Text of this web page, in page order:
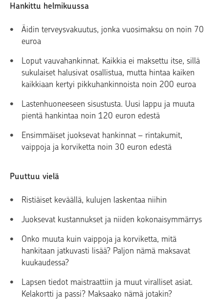
Hankittu helmikuussa
Äidin terveysvakuutus, jonka vuosimaksu on noin 70
euroa
Loput vauvahankinnat. Kaikkia ei maksettu itse, sillä
sukulaiset halusivat osallistua, mutta hintaa kaiken
kaikkiaan kertyi pikkuhankinnoista noin 200 euroa
Lastenhuoneeseen sisustusta. Uusi lappu ja muuta
pientä hankintaa noin 120 euron edestä
Ensimmäiset juoksevat hankinnat – rintakumit,
vaippoja ja korviketta noin 30 euron edestä
Puuttuu vielä
Ristiäiset keväällä, kulujen laskentaa niihin
Juoksevat kustannukset ja niiden kokonaisymmärrys
Onko muuta kuin vaippoja ja korviketta, mitä
hankitaan jatkuvasti lisää? Paljon nämä maksavat
kuukaudessa?
Lapsen tiedot maistraattiin ja muut viralliset asiat.
Kelakortti ja passi? Maksaako nämä jotakin?